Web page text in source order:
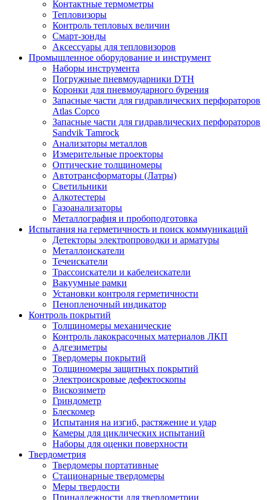
Контактные термометры
Тепловизоры
Контроль тепловых величин
Смарт-зонды
Аксессуары для тепловизоров
Промышленное оборудование и инструмент
Наборы инструмента
Погружные пневмоударники DTH
Коронки для пневмоударного бурения
Запасные части для гидравлических перфораторов
Atlas Copco
Запасные части для гидравлических перфораторов
Sandvik Tamrock
Анализаторы металлов
Измерительные проекторы
Оптические толщиномеры
Автотрансформаторы (Латры)
Светильники
Алкотестеры
Газоанализаторы
Металлография и пробоподготовка
Испытания на герметичность и поиск коммуникаций
Детекторы электропроводки и арматуры
Металлоискатели
Течеискатели
Трассоискатели и кабелеискатели
Вакуумные рамки
Установки контроля герметичности
Пенопленочный индикатор
Контроль покрытий
Толщиномеры механические
Контроль лакокрасочных материалов ЛКП
Адгезиметры
Твердомеры покрытий
Толщиномеры защитных покрытий
Электроискровые дефектоскопы
Вискозиметр
Гриндометр
Блескомер
Испытания на изгиб, растяжение и удар
Камеры для циклических испытаний
Наборы для оценки поверхности
Твердометрия
Твердомеры портативные
Стационарные твердомеры
Меры твердости
Принадлежности для твердометрии